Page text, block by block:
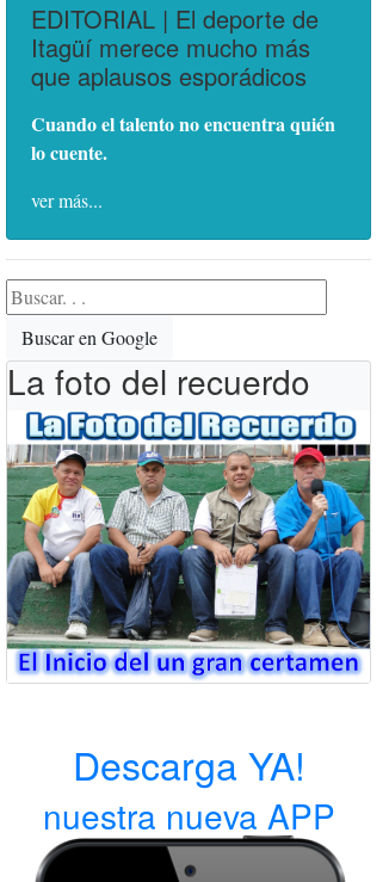
EDITORIAL | El deporte de
Itagüí merece mucho más
que aplausos esporádicos
Cuando el talento no encuentra quién
lo cuente.
ver más...
Buscar en Google
La foto del recuerdo
Descarga YA!
nuestra nueva APP